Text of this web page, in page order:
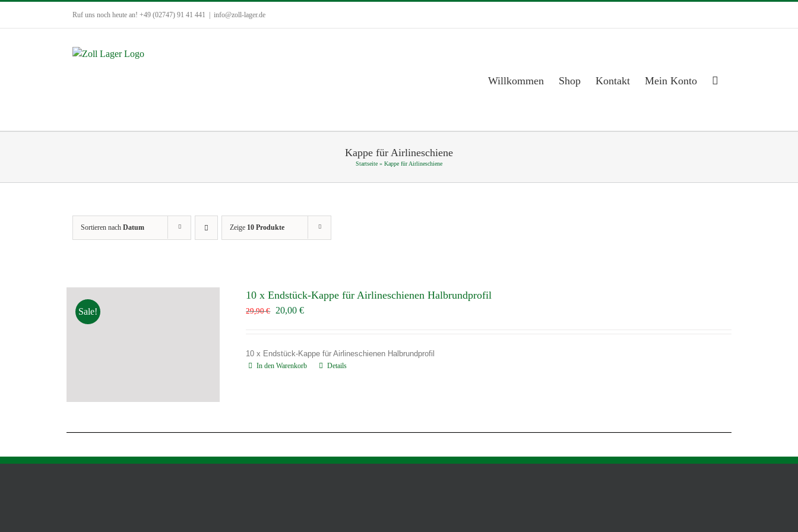
Ruf uns noch heute an! +49 (02747) 91 41 441 info@zoll-lager.de
Willkommen Shop Kontakt Mein Konto
Kappe für Airlineschiene
Startseite » Kappe für Airlineschiene
Sortieren nach Datum Zeige 10 Produkte
Sale!
10 x Endstück-Kappe für Airlineschienen Halbrundprofil
29,90€
Ursprünglicher
29,90 €
20,00€Aktueller
20,00 €.
10 x Endstück-Kappe für Airlineschienen Halbrundprofil
In den Warenkorb Details